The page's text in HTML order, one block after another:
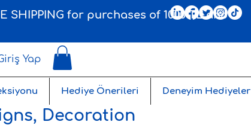
for purchases of 1000 TL and
Yap
Hediye Önerileri Deneyim
Decoration